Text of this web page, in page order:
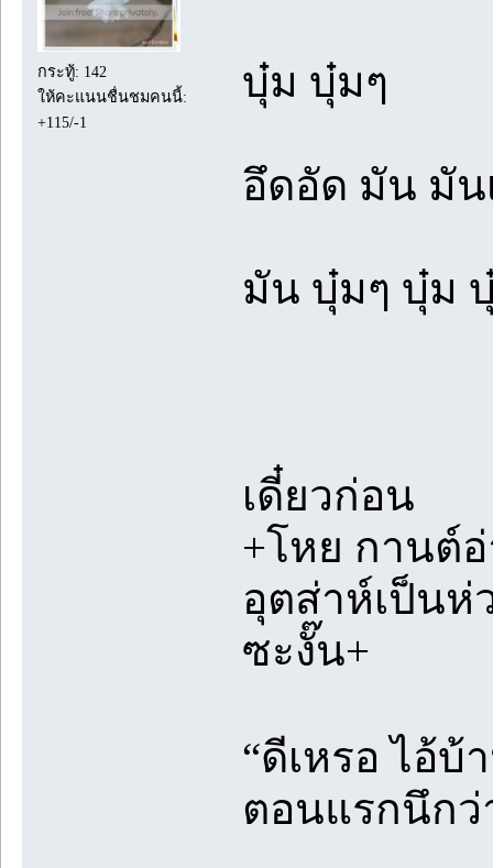
กระทู้: 142
ให้คะแนนชื่นชมคนนี้:
+115/-1
บุ๋ม บุ๋มๆ
อึดอัด มัน มัน
มัน บุ๋มๆ บุ๋ม
เดี๋ยวก่อน
+โหย กานต์
อุตส่าห์เป็นห่
ซะงั๊น+
“ดีเหรอ ไอ้
ตอนแรกนึกว่